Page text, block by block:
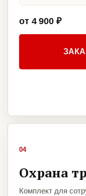
от 4 900 ₽
04
Охрана
Комплект для